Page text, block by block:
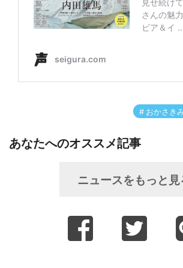
おかさき
あなたへのオススメ記事
ニュースをもっと見